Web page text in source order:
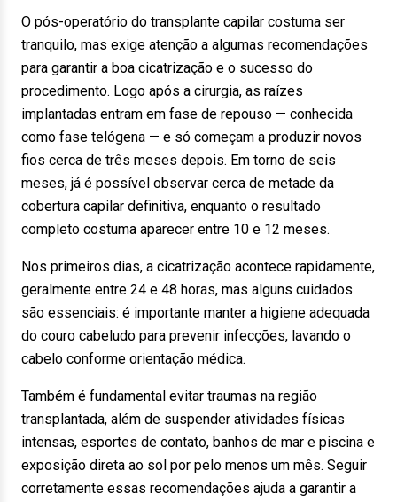
O pós-operatório do transplante capilar costuma ser
tranquilo, mas exige atenção a algumas recomendações
para garantir a boa cicatrização e o sucesso do
procedimento. Logo após a cirurgia, as raízes
implantadas entram em fase de repouso — conhecida
como fase telógena — e só começam a produzir novos
fios cerca de três meses depois. Em torno de seis
meses, já é possível observar cerca de metade da
cobertura capilar definitiva, enquanto o resultado
completo costuma aparecer entre 10 e 12 meses.
Nos primeiros dias, a cicatrização acontece rapidamente,
geralmente entre 24 e 48 horas, mas alguns cuidados
são essenciais: é importante manter a higiene adequada
do couro cabeludo para prevenir infecções, lavando o
cabelo conforme orientação médica.
Também é fundamental evitar traumas na região
transplantada, além de suspender atividades físicas
intensas, esportes de contato, banhos de mar e piscina e
exposição direta ao sol por pelo menos um mês. Seguir
corretamente essas recomendações ajuda a garantir a